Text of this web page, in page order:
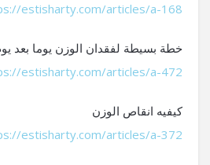
estisharty.com/articles/a-168
خطة بسيطة لفقدان الوزن يوما بعد
estisharty.com/articles/a-472
كيفيه انقاص الوزن
estisharty.com/articles/a-372